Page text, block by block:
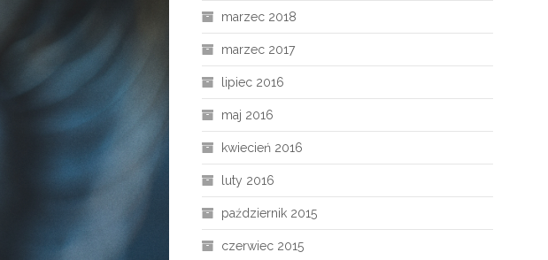
marzec 2018
marzec 2017
lipiec 2016
maj 2016
kwiecień 2016
luty 2016
październik 2015
czerwiec 2015